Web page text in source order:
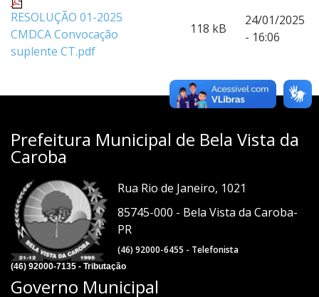
RESOLUÇÃO 01-2025
CMDCA Convocação
suplente CT.pdf
118 kB
24/01/2025
- 16:06
Prefeitura Municipal de Bela Vista da
Caroba
Rua Rio de Janeiro, 1021
85745-000 - Bela Vista da Caroba-
PR
(46) 92000-6455 - Telefonista
(46) 92000-7135 - Tributação
Governo Municipal